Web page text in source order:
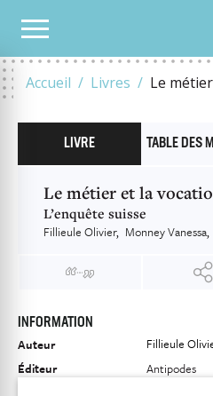
Accueil Livres Le
NOTRE CATALOGUE
LIVRE TABLE DES
Le métier et la
L’enquête suisse
Fillieule Olivier Monney Vanessa
INFORMATION
Auteur Fillieule
Éditeur
Antipodes